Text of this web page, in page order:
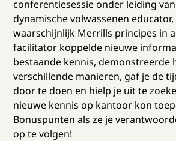
conferentiesessie onder leiding
dynamische volwassenen
waarschijnlijk Merrills principes in
facilitator koppelde nieuwe
bestaande kennis, demonstreerde
verschillende manieren, gaf je de
door te doen en hielp je uit te
nieuwe kennis op kantoor kon
Bonuspunten als ze je
op te volgen!